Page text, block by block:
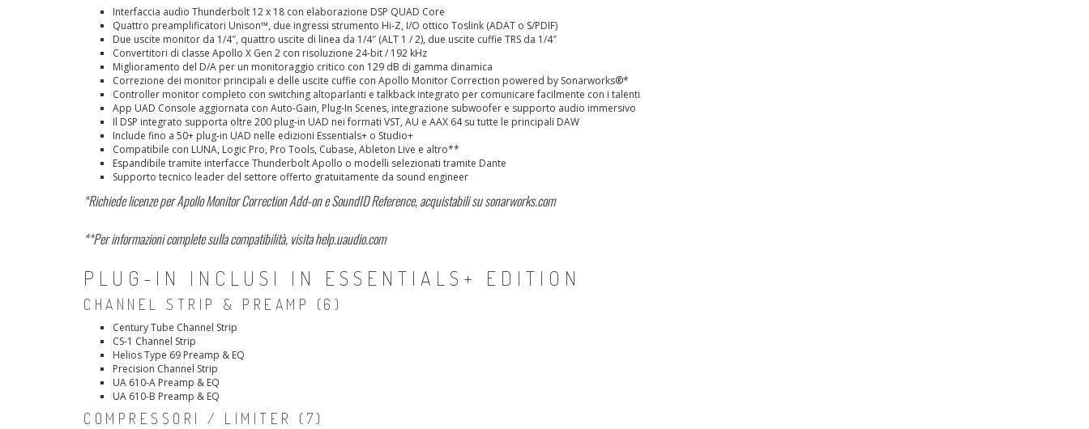
Interfaccia audio Thunderbolt 12 x 18 con elaborazione DSP QUAD Core
Quattro preamplificatori Unison™, due ingressi strumento Hi-Z, I/O ottico Toslink (ADAT o S/PDIF)
Due uscite monitor da 1/4″, quattro uscite di linea da 1/4″ (ALT 1 / 2), due uscite cuffie TRS da 1/4″
Convertitori di classe Apollo X Gen 2 con risoluzione 24-bit / 192 kHz
Miglioramento del D/A per un monitoraggio critico con 129 dB di gamma dinamica
Correzione dei monitor principali e delle uscite cuffie con Apollo Monitor Correction powered by Sonarworks®*
Controller monitor completo con switching altoparlanti e talkback integrato per comunicare facilmente con i talenti
App UAD Console aggiornata con Auto-Gain, Plug-In Scenes, integrazione subwoofer e supporto audio immersivo
Il DSP integrato supporta oltre 200 plug-in UAD nei formati VST, AU e AAX 64 su tutte le principali DAW
Include fino a 50+ plug-in UAD nelle edizioni Essentials+ o Studio+
Compatibile con LUNA, Logic Pro, Pro Tools, Cubase, Ableton Live e altro**
Espandibile tramite interfacce Thunderbolt Apollo o modelli selezionati tramite Dante
Supporto tecnico leader del settore offerto gratuitamente da sound engineer
*Richiede licenze per Apollo Monitor Correction Add-on e SoundID Reference, acquistabili su sonarworks.com
**Per informazioni complete sulla compatibilità, visita help.uaudio.com
PLUG-IN INCLUSI IN ESSENTIALS+ EDITION
CHANNEL STRIP & PREAMP (6)
Century Tube Channel Strip
CS-1 Channel Strip
Helios Type 69 Preamp & EQ
Precision Channel Strip
UA 610-A Preamp & EQ
UA 610-B Preamp & EQ
COMPRESSORI / LIMITER (7)